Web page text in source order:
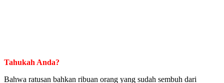
Tahukah Anda?
Bahwa ratusan bahkan ribuan orang yang sudah sembuh dari